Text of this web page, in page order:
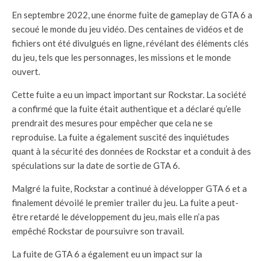
En septembre 2022, une énorme fuite de gameplay de GTA 6 a
secoué le monde du jeu vidéo. Des centaines de vidéos et de
fichiers ont été divulgués en ligne, révélant des éléments clés
du jeu, tels que les personnages, les missions et le monde
ouvert.
Cette fuite a eu un impact important sur Rockstar. La société
a confirmé que la fuite était authentique et a déclaré qu’elle
prendrait des mesures pour empêcher que cela ne se
reproduise. La fuite a également suscité des inquiétudes
quant à la sécurité des données de Rockstar et a conduit à des
spéculations sur la date de sortie de GTA 6.
Malgré la fuite, Rockstar a continué à développer GTA 6 et a
finalement dévoilé le premier trailer du jeu. La fuite a peut-
être retardé le développement du jeu, mais elle n’a pas
empêché Rockstar de poursuivre son travail.
La fuite de GTA 6 a également eu un impact sur la